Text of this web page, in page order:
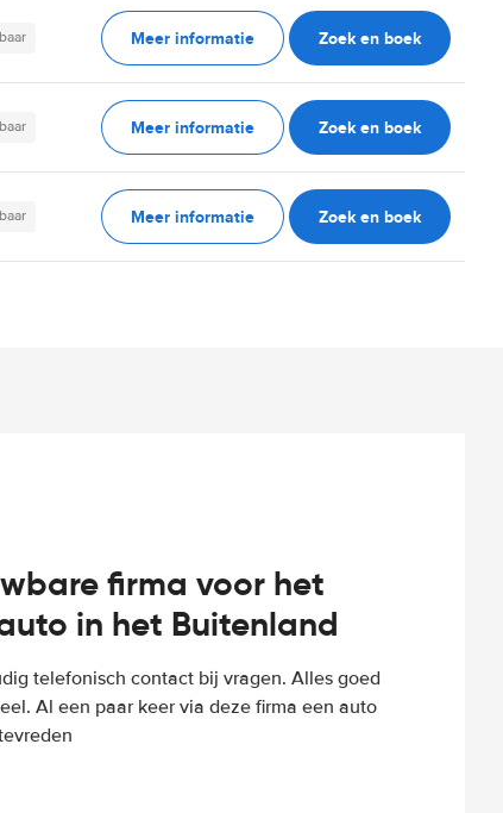
Meer informatie Zoek en boek
Meer informatie Zoek en boek
Meer informatie Zoek en boek
firma voor het
in het Buitenland
telefonisch contact bij vragen. Alles goed
Al een paar keer via deze firma een auto